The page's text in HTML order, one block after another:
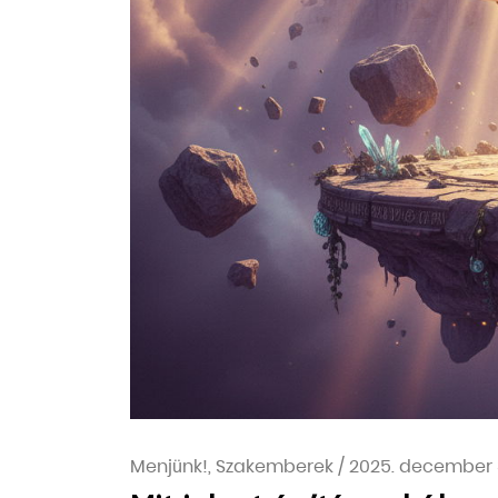
Menjünk!, Szakemberek/2025. december